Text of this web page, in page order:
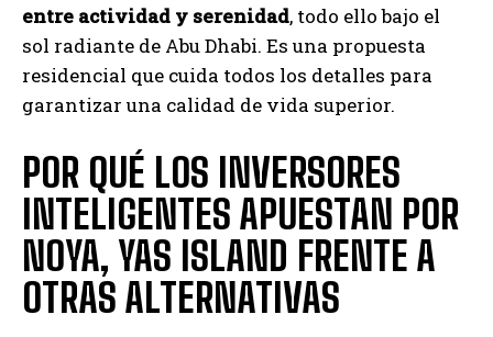
entre actividad y serenidad, todo ello bajo el
sol radiante de Abu Dhabi. Es una propuesta
residencial que cuida todos los detalles para
garantizar una calidad de vida superior.
POR QUÉ LOS INVERSORES
INTELIGENTES APUESTAN POR
NOYA, YAS ISLAND FRENTE A
OTRAS ALTERNATIVAS